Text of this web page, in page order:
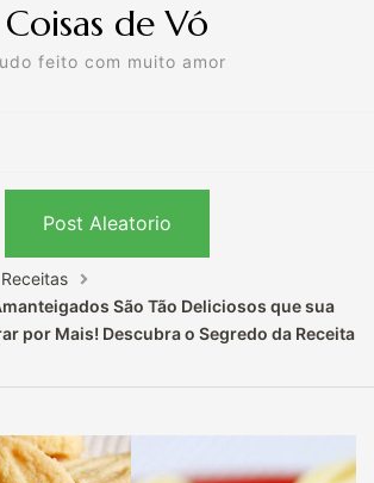
Coisas de Vó
feito com muito amor
Post Aleatorio
Receitas
São Tão Deliciosos que sua
por Mais! Descubra o Segredo da Receita